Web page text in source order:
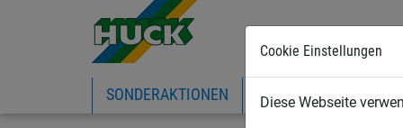
Cookie Einstellungen
Diese Webseite
SONDERAKTIONEN EXPRESS-SHOP